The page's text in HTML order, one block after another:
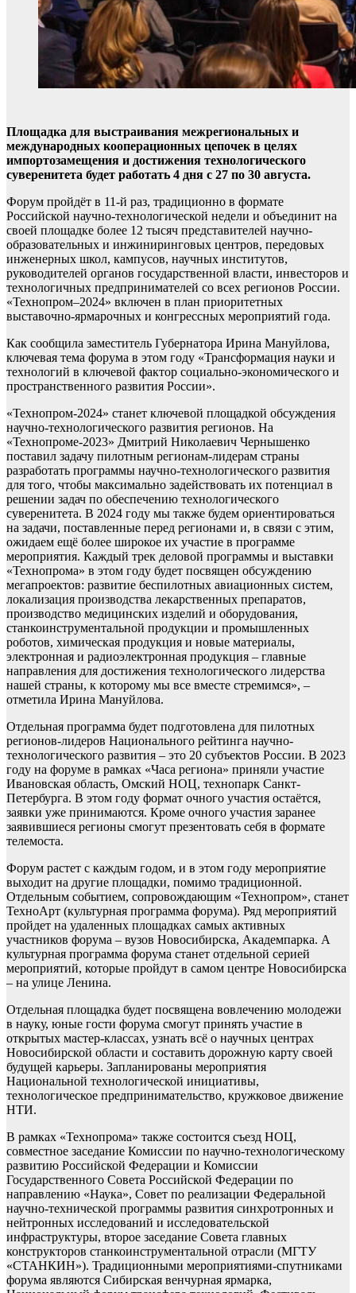
Площадка для выстраивания межрегиональных и
международных кооперационных цепочек в целях
импортозамещения и достижения технологического
суверенитета будет работать 4 дня с 27 по 30 августа.
Форум пройдёт в 11-й раз, традиционно в формате
Российской научно-технологической недели и объединит на
своей площадке более 12 тысяч представителей научно-
образовательных и инжиниринговых центров, передовых
инженерных школ, кампусов, научных институтов,
руководителей органов государственной власти, инвесторов и
технологичных предпринимателей со всех регионов России.
«Технопром–2024» включен в план приоритетных
выставочно-ярмарочных и конгрессных мероприятий года.
Как сообщила заместитель Губернатора Ирина Мануйлова,
ключевая тема форума в этом году «Трансформация науки и
технологий в ключевой фактор социально-экономического и
пространственного развития России».
«Технопром-2024» станет ключевой площадкой обсуждения
научно-технологического развития регионов. На
«Технопроме-2023» Дмитрий Николаевич Чернышенко
поставил задачу пилотным регионам-лидерам страны
разработать программы научно-технологического развития
для того, чтобы максимально задействовать их потенциал в
решении задач по обеспечению технологического
суверенитета. В 2024 году мы также будем ориентироваться
на задачи, поставленные перед регионами и, в связи с этим,
ожидаем ещё более широкое их участие в программе
мероприятия. Каждый трек деловой программы и выставки
«Технопрома» в этом году будет посвящен обсуждению
мегапроектов: развитие беспилотных авиационных систем,
локализация производства лекарственных препаратов,
производство медицинских изделий и оборудования,
станкоинструментальной продукции и промышленных
роботов, химическая продукция и новые материалы,
электронная и радиоэлектронная продукция – главные
направления для достижения технологического лидерства
нашей страны, к которому мы все вместе стремимся», –
отметила Ирина Мануйлова.
Отдельная программа будет подготовлена для пилотных
регионов-лидеров Национального рейтинга научно-
технологического развития – это 20 субъектов России. В 2023
году на форуме в рамках «Часа региона» приняли участие
Ивановская область, Омский НОЦ, технопарк Санкт-
Петербурга. В этом году формат очного участия остаётся,
заявки уже принимаются. Кроме очного участия заранее
заявившиеся регионы смогут презентовать себя в формате
телемоста.
Форум растет с каждым годом, и в этом году мероприятие
выходит на другие площадки, помимо традиционной.
Отдельным событием, сопровождающим «Технопром», станет
ТехноАрт (культурная программа форума). Ряд мероприятий
пройдет на удаленных площадках самых активных
участников форума – вузов Новосибирска, Академпарка. А
культурная программа форума станет отдельной серией
мероприятий, которые пройдут в самом центре Новосибирска
– на улице Ленина.
Отдельная площадка будет посвящена вовлечению молодежи
в науку, юные гости форума смогут принять участие в
открытых мастер-классах, узнать всё о научных центрах
Новосибирской области и составить дорожную карту своей
будущей карьеры. Запланированы мероприятия
Национальной технологической инициативы,
технологическое предпринимательство, кружковое движение
НТИ.
В рамках «Технопрома» также состоится съезд НОЦ,
совместное заседание Комиссии по научно-технологическому
развитию Российской Федерации и Комиссии
Государственного Совета Российской Федерации по
направлению «Наука», Совет по реализации Федеральной
научно-технической программы развития синхротронных и
нейтронных исследований и исследовательской
инфраструктуры, второе заседание Совета главных
конструкторов станкоинструментальной отрасли (МГТУ
«СТАНКИН»). Традиционными мероприятиями-спутниками
форума являются Сибирская венчурная ярмарка,